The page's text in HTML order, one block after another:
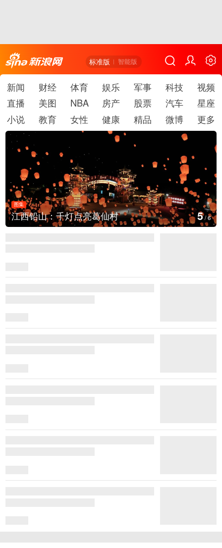
标准版 智能版
新闻 财经 体育 娱乐 军事 科技
视频
直播
美图 NBA 房产 股票 汽车
星座
小说
教育 女性 健康 精品 微博 更多
亮葛仙村
图集
上海：七彩稻田
6/6